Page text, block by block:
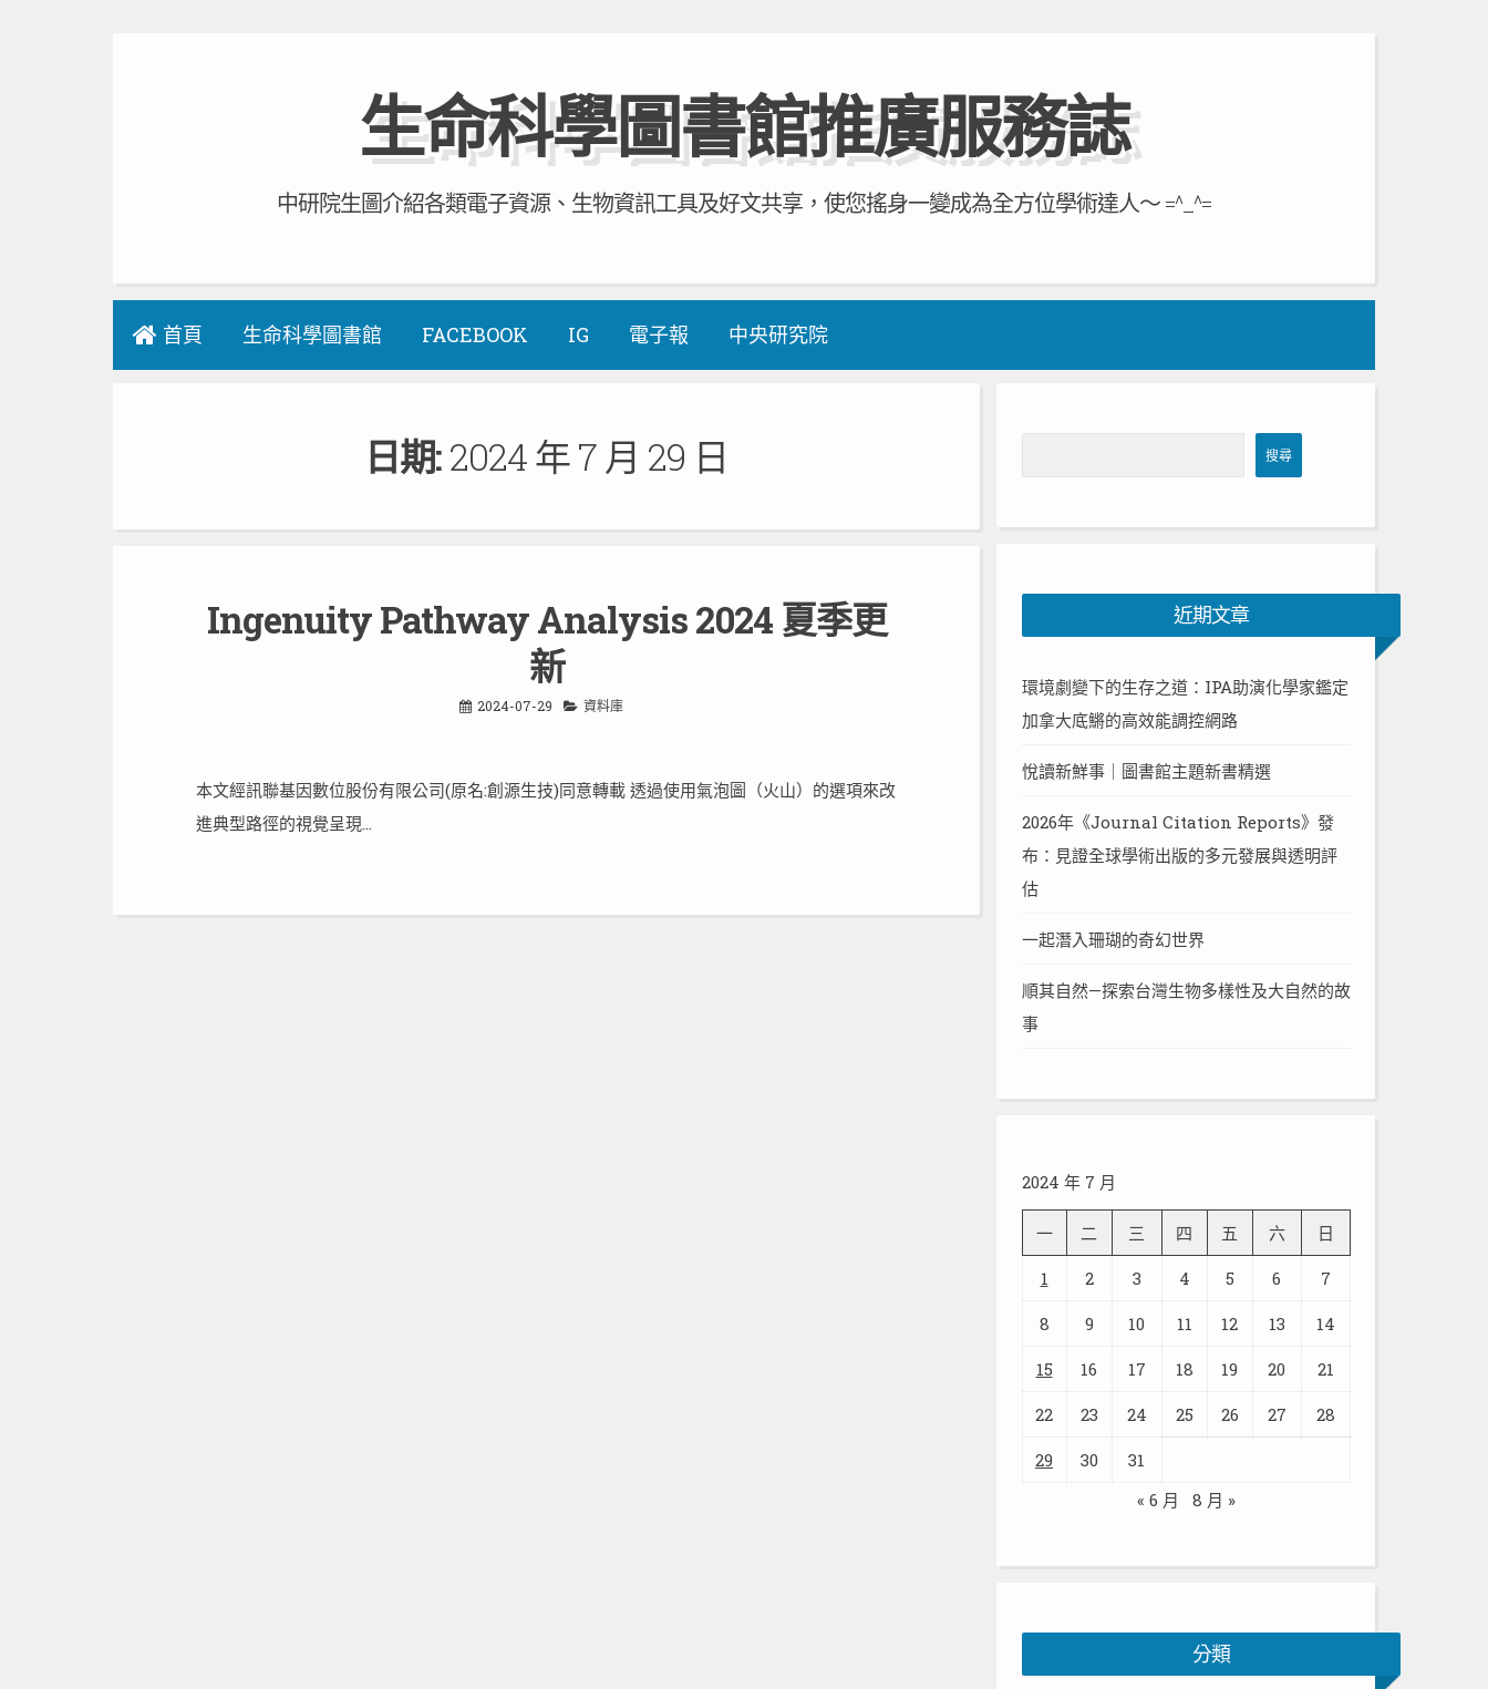
生命科學圖書館推廣服務誌
中研院生圖介紹各類電子資源、生物資訊工具及好文共享，使您搖身一變成為全方位學術達人～ =^_^=
首頁 生命科學圖書館 FACEBOOK IG 電子報 中央研究院
日期:2024 年 7 月 29 日
Ingenuity Pathway Analysis 2024 夏季更
新
2024-07-29 資料庫
本文經訊聯基因數位股份有限公司(原名:創源生技)同意轉載 透過使用氣泡圖（火山）的選項來改
進典型路徑的視覺呈現…
尋
搜尋
近期文章
環境劇變下的生存之道：IPA助演化學家鑑定
加拿大底鱂的高效能調控網路
悅讀新鮮事｜圖書館主題新書精選
2026年《Journal Citation Reports》發
布：見證全球學術出版的多元發展與透明評
估
一起潛入珊瑚的奇幻世界
順其自然—探索台灣生物多樣性及大自然的故
事
2024 年 7 月
一 二 三 四 五 六 日
1 2 3 4 5 6 7
8 9 10 11 12 13 14
15 16 17 18 19 20 21
22 23 24 25 26 27 28
29 30
31
« 6 月
8 月 »
分類